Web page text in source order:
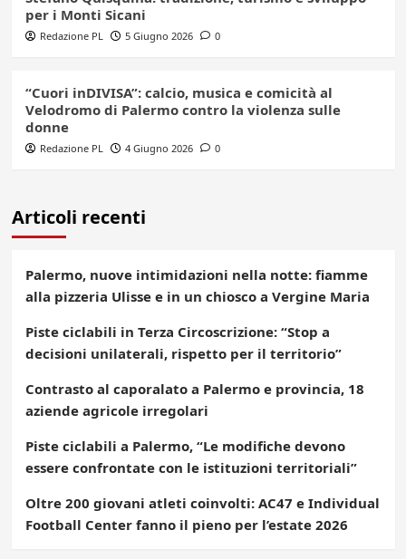
per i Monti Sicani
Redazione PL 5 Giugno 2026 0
“Cuori inDIVISA”: calcio, musica e comicità al
Velodromo di Palermo contro la violenza sulle
donne
Redazione PL 4 Giugno 2026 0
Articoli recenti
Palermo, nuove intimidazioni nella notte: fiamme
alla pizzeria Ulisse e in un chiosco a Vergine Maria
Piste ciclabili in Terza Circoscrizione: “Stop a
decisioni unilaterali, rispetto per il territorio”
Contrasto al caporalato a Palermo e provincia, 18
aziende agricole irregolari
Piste ciclabili a Palermo, “Le modifiche devono
essere confrontate con le istituzioni territoriali”
Oltre 200 giovani atleti coinvolti: AC47 e Individual
Football Center fanno il pieno per l’estate 2026